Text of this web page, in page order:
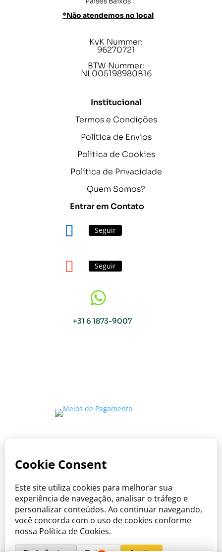
*Não atendemos no local
KvK Nummer:
96270721
BTW Nummer:
NL005198980B16
Institucional
Termos e Condições
Política de Envios
Política de Cookies
Política de Privacidade
Quem Somos?
Entrar em Contato
Seguir
Seguir

+31 6 1873-9007
Onde o cuidado encontra o sabor do